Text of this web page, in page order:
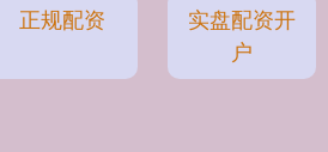
正规配资
实盘配资开
户